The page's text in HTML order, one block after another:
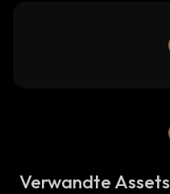
Verwandte Assets